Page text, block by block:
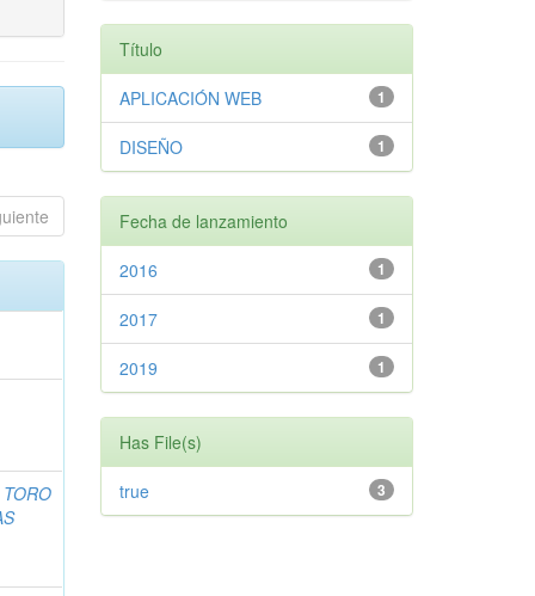
TORO
Título
1
APLICACIÓN WEB
1
DISEÑO
Fecha de lanzamiento
1
2016
1
2017
1
2019
Has File(s)
3
true